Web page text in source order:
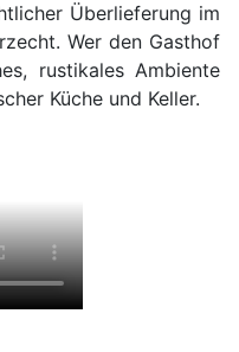
Überlieferung im
Wer den Gasthof
rustikales Ambiente
Küche und Keller.